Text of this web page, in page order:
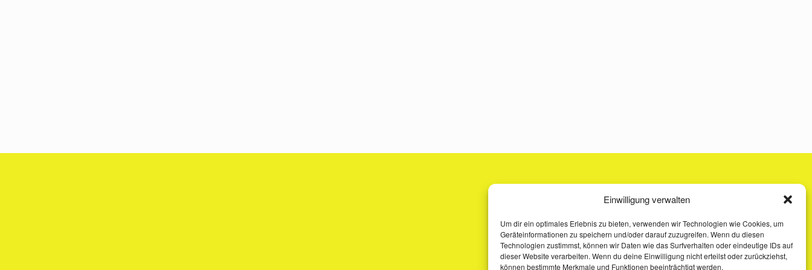
Einwilligung verwalten
Um dir ein optimales Erlebnis zu bieten, verwenden wir Technologien wie Cookies, um
Geräteinformationen zu speichern und/oder darauf zuzugreifen. Wenn du diesen
Technologien zustimmst, können wir Daten wie das Surfverhalten oder eindeutige IDs auf
dieser Website verarbeiten. Wenn du deine Einwilligung nicht erteilst oder zurückziehst,
können bestimmte Merkmale und Funktionen beeinträchtigt werden.